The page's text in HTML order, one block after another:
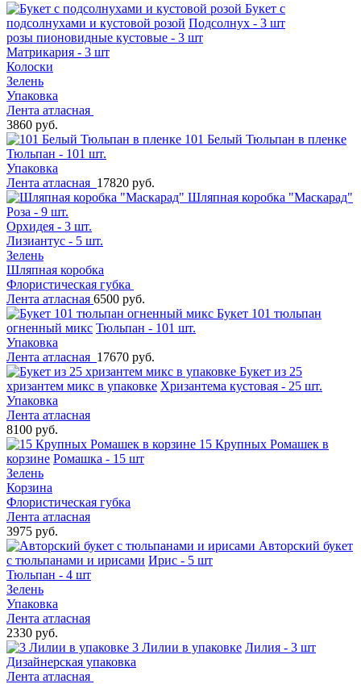
Букет с
подсолнухами и кустовой розой Подсолнух - 3 шт
розы пионовидные кустовые - 3 шт
Матрикария - 3 шт
Колоски
Зелень
Упаковка
Лента атласная
3860 руб.
101 Белый Тюльпан в пленке
Тюльпан - 101 шт.
Упаковка
Лента атласная 17820 руб.
Шляпная коробка "Маскарад"
Роза - 9 шт.
Орхидея - 3 шт.
Лизиантус - 5 шт.
Зелень
Шляпная коробка
Флористическая губка
Лента атласная 6500 руб.
Букет 101 тюльпан
огненный микс Тюльпан - 101 шт.
Упаковка
Лента атласная 17670 руб.
Букет из 25
хризантем микс в упаковке Хризантема кустовая - 25 шт.
Упаковка
Лента атласная
8100 руб.
15 Крупных Ромашек в
корзине Ромашка - 15 шт
Зелень
Корзина
Флористическая губка
Лента атласная
3975 руб.
Авторский букет
с тюльпанами и ирисами Ирис - 5 шт
Тюльпан - 4 шт
Зелень
Упаковка
Лента атласная
2330 руб.
3 Лилии в упаковке Лилия - 3 шт
Дизайнерская упаковка
Лента атласная